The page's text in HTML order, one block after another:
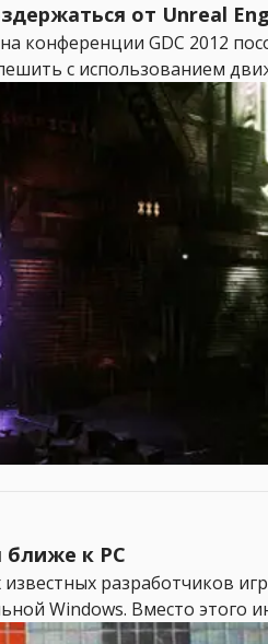
от Unreal
конференции GDC 2012
с использованием
к PC
разработчиков
Windows. Вместо этого